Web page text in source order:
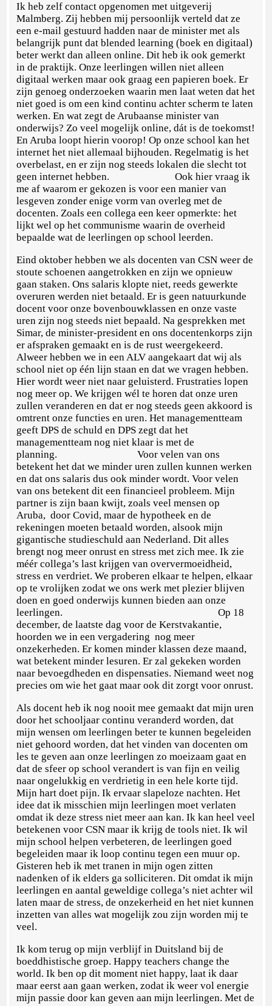
Ik heb zelf contact opgenomen met uitgeverij
Malmberg. Zij hebben mij persoonlijk verteld dat ze
een e-mail gestuurd hadden naar de minister met als
belangrijk punt dat blended learning (boek en digitaal)
beter werkt dan alleen online. Dit heb ik ook gemerkt
in de praktijk. Onze leerlingen willen niet alleen
digitaal werken maar ook graag een papieren boek. Er
zijn genoeg onderzoeken waarin men laat weten dat het
niet goed is om een kind continu achter scherm te laten
werken. En wat zegt de Arubaanse minister van
onderwijs? Zo veel mogelijk online, dát is de toekomst!
En Aruba loopt hierin voorop! Op onze school kan het
internet het niet allemaal bijhouden. Regelmatig is het
overbelast, en er zijn nog steeds lokalen die slecht tot
geen internet hebben. Ook hier vraag ik
me af waarom er gekozen is voor een manier van
lesgeven zonder enige vorm van overleg met de
docenten. Zoals een collega een keer opmerkte: het
lijkt wel op het communisme waarin de overheid
bepaalde wat de leerlingen op school leerden.
Eind oktober hebben we als docenten van CSN weer de
stoute schoenen aangetrokken en zijn we opnieuw
gaan staken. Ons salaris klopte niet, reeds gewerkte
overuren werden niet betaald. Er is geen natuurkunde
docent voor onze bovenbouwklassen en onze vaste
uren zijn nog steeds niet bepaald. Na gesprekken met
Simar, de minister-president en ons docentenkorps zijn
er afspraken gemaakt en is de rust weergekeerd.
Alweer hebben we in een ALV aangekaart dat wij als
school niet op één lijn staan en dat we vragen hebben.
Hier wordt weer niet naar geluisterd. Frustraties lopen
nog meer op. We krijgen wél te horen dat onze uren
zullen veranderen en dat er nog steeds geen akkoord is
omtrent onze functies en uren. Het managementteam
geeft DPS de schuld en DPS zegt dat het
managementteam nog niet klaar is met de
planning. Voor velen van ons
betekent het dat we minder uren zullen kunnen werken
en dat ons salaris dus ook minder wordt. Voor velen
van ons betekent dit een financieel probleem. Mijn
partner is zijn baan kwijt, zoals veel mensen op
Aruba, door Covid, maar de hypotheek en de
rekeningen moeten betaald worden, alsook mijn
gigantische studieschuld aan Nederland. Dit alles
brengt nog meer onrust en stress met zich mee. Ik zie
méér collega’s last krijgen van oververmoeidheid,
stress en verdriet. We proberen elkaar te helpen, elkaar
op te vrolijken zodat we ons werk met plezier blijven
doen en goed onderwijs kunnen bieden aan onze
leerlingen. Op 18
december, de laatste dag voor de Kerstvakantie,
hoorden we in een vergadering nog meer
onzekerheden. Er komen minder klassen deze maand,
wat betekent minder lesuren. Er zal gekeken worden
naar bevoegdheden en dispensaties. Niemand weet nog
precies om wie het gaat maar ook dit zorgt voor onrust.
Als docent heb ik nog nooit mee gemaakt dat mijn uren
door het schooljaar continu veranderd worden, dat
mijn wensen om leerlingen beter te kunnen begeleiden
niet gehoord worden, dat het vinden van docenten om
les te geven aan onze leerlingen zo moeizaam gaat en
dat de sfeer op school verandert is van fijn en veilig
naar ongelukkig en verdrietig in een hele korte tijd.
Mijn hart doet pijn. Ik ervaar slapeloze nachten. Het
idee dat ik misschien mijn leerlingen moet verlaten
omdat ik deze stress niet meer aan kan. Ik kan heel veel
betekenen voor CSN maar ik krijg de tools niet. Ik wil
mijn school helpen verbeteren, de leerlingen goed
begeleiden maar ik loop continu tegen een muur op.
Gisteren heb ik met tranen in mijn ogen zitten
nadenken of ik elders ga solliciteren. Dit omdat ik mijn
leerlingen en aantal geweldige collega’s niet achter wil
laten maar de stress, de onzekerheid en het niet kunnen
inzetten van alles wat mogelijk zou zijn worden mij te
veel.
Ik kom terug op mijn verblijf in Duitsland bij de
boeddhistische groep. Happy teachers change the
world. Ik ben op dit moment niet happy, laat ik daar
maar eerst aan gaan werken, zodat ik weer vol energie
mijn passie door kan geven aan mijn leerlingen. Met de